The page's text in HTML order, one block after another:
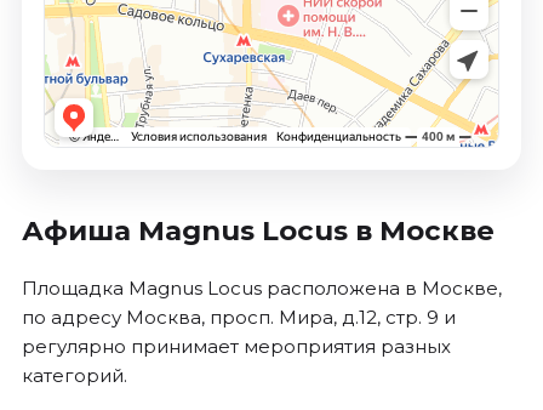
Афиша Magnus Locus в Москве
Площадка Magnus Locus расположена в Москве,
по адресу Москва, просп. Мира, д.12, стр. 9 и
регулярно принимает мероприятия разных
категорий.